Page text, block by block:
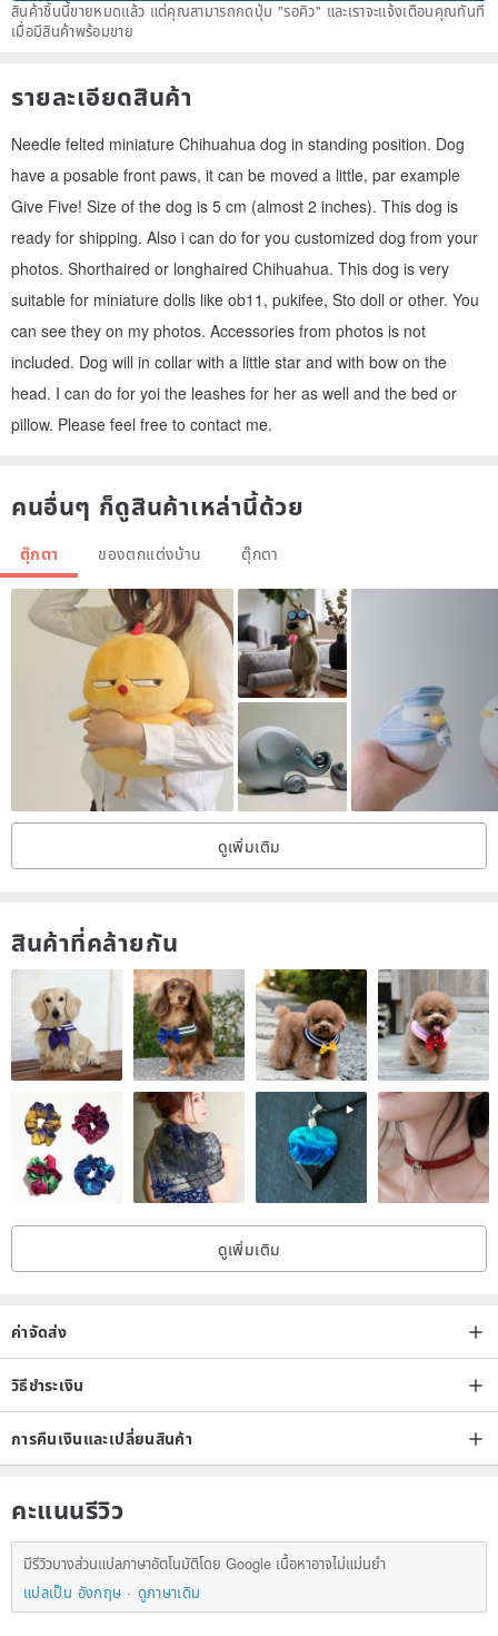
สินค้าชิ้นนี้ขายหมดแล้ว แต่คุณสามารถกดปุ่ม "รอคิว" และเราจะแจ้งเตือนคุณทันที
เมื่อมีสินค้าพร้อมขาย
รายละเอียดสินค้า
Needle felted miniature Chihuahua dog in standing position. Dog
have a posable front paws, it can be moved a little, par example
Give Five! Size of the dog is 5 cm (almost 2 inches). This dog is
ready for shipping. Also i can do for you customized dog from your
photos. Shorthaired or longhaired Chihuahua. This dog is very
suitable for miniature dolls like ob11, pukifee, Sto doll or other. You
can see they on my photos. Accessories from photos is not
included. Dog will in collar with a little star and with bow on the
head. I can do for yoi the leashes for her as well and the bed or
pillow. Please feel free to contact me.
คนอื่นๆ ก็ดูสินค้าเหล่านี้ด้วย
ตุ๊กตา ของตกแต่งบ้าน ตุ๊กตา
ดูเพิ่มเติม
สินค้าที่คล้ายกัน
ดูเพิ่มเติม
ค่าจัดส่ง
วิธีชำระเงิน
การคืนเงินและเปลี่ยนสินค้า
คะแนนรีวิว
มีรีวิวบางส่วนแปลภาษาอัตโนมัติโดย Google เนื้อหาอาจไม่แม่นยำ
แปลเป็น อังกฤษ
ดูภาษาเดิม